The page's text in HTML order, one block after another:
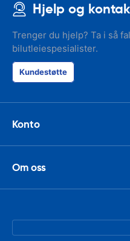
Hjelp og
Trenger du hjelp? Ta i så
bilutleiespesialister.
Kundestøtte
Konto
Om oss